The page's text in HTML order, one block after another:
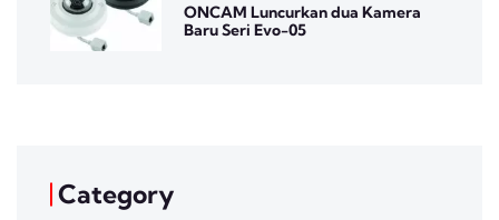
ONCAM Luncurkan dua Kamera
Baru Seri Evo-05
Category